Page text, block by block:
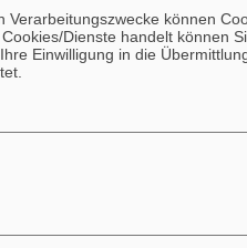
können
Dienste handelt können
Einwilligung in die